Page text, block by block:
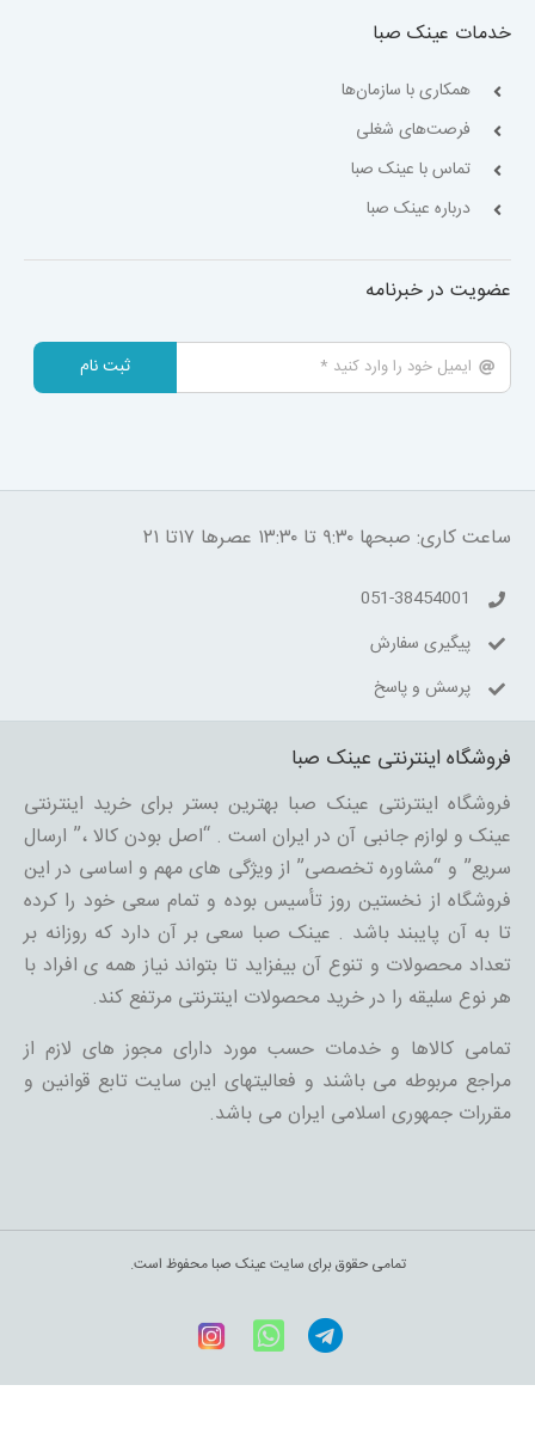
خدمات عینک صبا
همکاری با سازمان‌ها
فرصت‌های شغلی
تماس با عینک صبا
درباره عینک صبا
عضویت در خبرنامه
ثبت نام
ساعت کاری: صبحها ۹:۳۰ تا ۱۳:۳۰ عصرها ۱۷تا ۲۱
051-38454001
پیگیری سفارش
پرسش و پاسخ
فروشگاه اینترنتی عینک صبا
فروشگاه اینترنتی عینک صبا بهترین بستر برای خرید اینترنتی
عینک و لوازم جانبی آن در ایران است . “اصل بودن کالا ،” ارسال
سریع” و “مشاوره تخصصی” از ویژگی های مهم و اساسی در این
فروشگاه از نخستین روز تأسیس بوده و تمام سعی خود را کرده
تا به آن پایبند باشد . عینک صبا سعی بر آن دارد که روزانه بر
تعداد محصولات و تنوع آن بیفزاید تا بتواند نیاز همه ی افراد با
هر نوع سلیقه را در خرید محصولات اینترنتی مرتفع کند.
تمامی کالاها و خدمات حسب مورد دارای مجوز های لازم از
مراجع مربوطه می باشند و فعالیتهای این سایت تابع قوانین و
مقررات جمهوری اسلامی ایران می باشد.
تمامی حقوق برای سایت عینک صبا محفوظ است.
Telegram
WhatsApp
اینستاگرام